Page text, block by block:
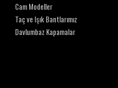
Cam Modeller
Taç ve Işık Bantlarımız
Davlumbaz Kapamalar